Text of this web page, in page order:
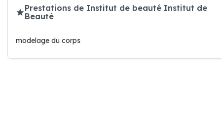
Prestations de Institut de beauté Institut de
Beauté
modelage du corps